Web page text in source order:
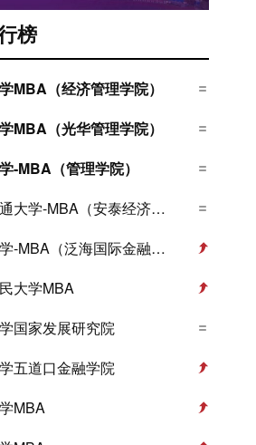
榜
MBA（经济管理学院）
MBA（光华管理学院）
-MBA（管理学院）
上海交通大学-MBA（安泰经济与管理学院）
复旦大学-MBA（泛海国际金融学院）
大学MBA
国家发展研究院
五道口金融学院
MBA